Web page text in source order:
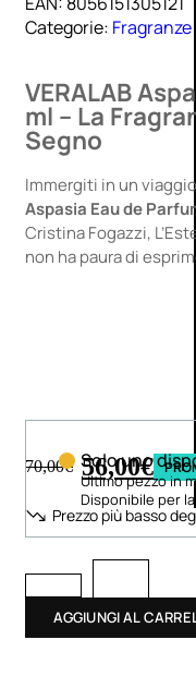
Categorie:
VERALAB
ml – La
Segno
Immergiti in un
Aspasia Eau de
Cristina Fogazzi,
non ha paura di
70,00€ 56,00€
Prezzo più basso
Solo uno
Ultimo pezzo in
Disponibile per la
AGGIUNGI AL